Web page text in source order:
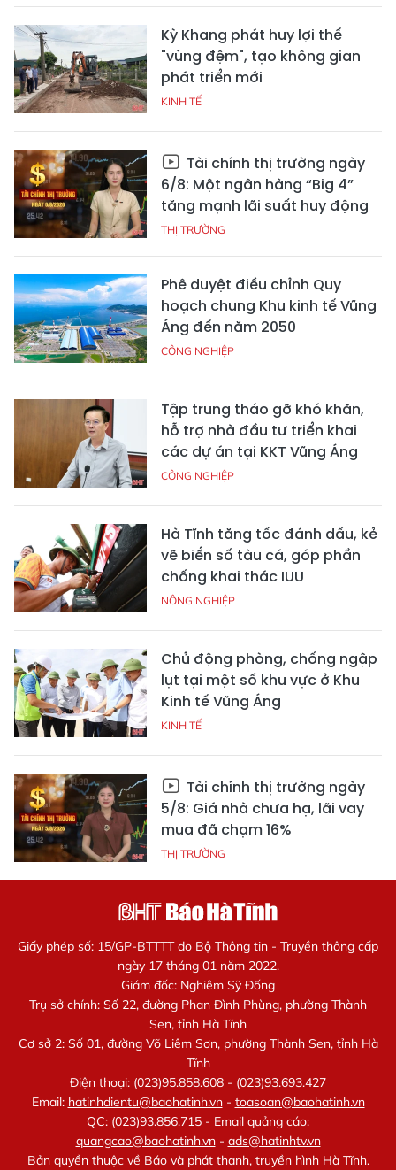
Kỳ Khang phát huy lợi thế
"vùng đệm", tạo không gian
phát triển mới
KINH TẾ
Tài chính thị trường ngày
6/8: Một ngân hàng “Big 4”
tăng mạnh lãi suất huy động
THỊ TRƯỜNG
Phê duyệt điều chỉnh Quy
hoạch chung Khu kinh tế Vũng
Áng đến năm 2050
CÔNG NGHIỆP
Tập trung tháo gỡ khó khăn,
hỗ trợ nhà đầu tư triển khai
các dự án tại KKT Vũng Áng
CÔNG NGHIỆP
Hà Tĩnh tăng tốc đánh dấu, kẻ
vẽ biển số tàu cá, góp phần
chống khai thác IUU
NÔNG NGHIỆP
Chủ động phòng, chống ngập
lụt tại một số khu vực ở Khu
Kinh tế Vũng Áng
KINH TẾ
Tài chính thị trường ngày
5/8: Giá nhà chưa hạ, lãi vay
mua đã chạm 16%
THỊ TRƯỜNG
Giấy phép số: 15/GP-BTTTT do Bộ Thông tin - Truyền thông cấp
ngày 17 tháng 01 năm 2022.
Giám đốc: Nghiêm Sỹ Đống
Trụ sở chính: Số 22, đường Phan Đình Phùng, phường Thành
Sen, tỉnh Hà Tĩnh
Cơ sở 2: Số 01, đường Võ Liêm Sơn, phường Thành Sen, tỉnh Hà
Tĩnh
Điện thoại: (023)95.858.608 - (023)93.693.427
Email: hatinhdientu@baohatinh.vn- toasoan@baohatinh.vn
QC: (023)93.856.715 - Email quảng cáo:
quangcao@baohatinh.vn- ads@hatinhtv.vn
Bản quyền thuộc về Báo và phát thanh, truyền hình Hà Tĩnh.